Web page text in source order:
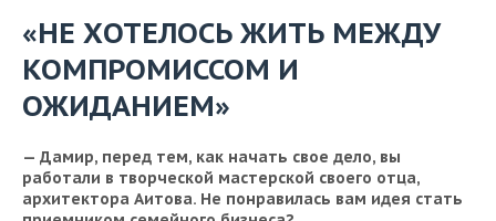
«НЕ ХОТЕЛОСЬ ЖИТЬ МЕЖДУ
КОМПРОМИССОМ И
ОЖИДАНИЕМ»
— Дамир, перед тем, как начать свое дело, вы
работали в творческой мастерской своего отца,
архитектора Аитова. Не понравилась вам идея стать